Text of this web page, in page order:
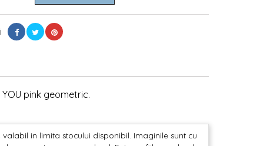
pink geometric.
in limita stocului disponibil. Imaginile sunt cu